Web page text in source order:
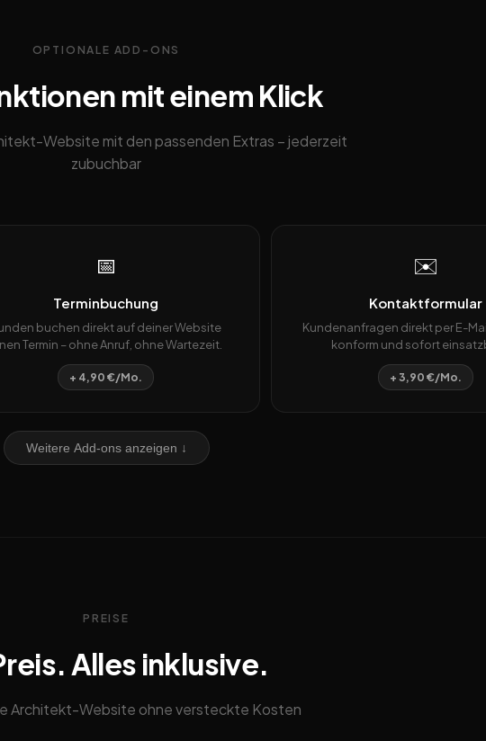
OPTIONALE ADD-ONS
mit einem Klick
Website mit den passenden Extras – jederzeit
zubuchbar
📅
Terminbuchung
buchen direkt auf deiner Website
Termin – ohne Anruf, ohne Wartezeit.
+ 4,90 €/Mo.
✉️
Kontaktformular
Kundenanfragen direkt per E-
konform und sofort
+ 3,90 €/Mo.
Weitere Add-ons anzeigen ↓
PREISE
Alles inklusive.
Architekt-Website ohne versteckte Kosten